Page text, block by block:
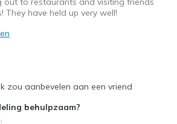
They have held up very well!
zou aanbevelen aan een vriend
behulpzaam?